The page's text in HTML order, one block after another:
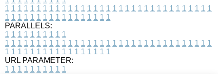
1 1 1 1 1 1 1 1 1 1 1 1 1 1 1 1 1 1 1 1 1 1 1 1 1 1 1 1 1 1 1 1 1
1 1 1 1 1 1 1 1 1 1 1 1 1 1 1 1 1
PARALLELS:
1 1 1 1 1 1 1 1 1 1
1 1 1 1 1 1 1 1 1 1 1 1 1 1 1 1 1 1 1 1 1 1 1 1 1 1 1 1 1 1 1 1 1
1 1 1 1 1 1 1 1 1 1 1 1 1 1 1 1 1
URL PARAMETER:
1 1 1 1 1 1 1 1 1 1